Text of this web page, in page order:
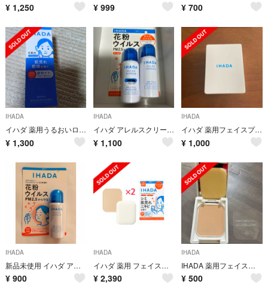
¥ 1,250 ¥ 999 ¥ 700
IHADA
イハダ 薬用うるおいローション とてもしっとり(180ml)
¥ 1,300
IHADA
イハダ アレルスクリーンEX 50g 2個
¥ 1,100
IHADA
イハダ 薬用フェイスプロテクトパウダー 9g
¥ 1,000
IHADA
新品未使用 イハダ アレルスクリーン EX(50g)
¥ 900
IHADA
イハダ 薬用 フェイスプロテクトパウダー ihada ファンデーション
¥ 2,390
IHADA
IHADA 薬用フェイスプロテクトパウダー
¥ 500